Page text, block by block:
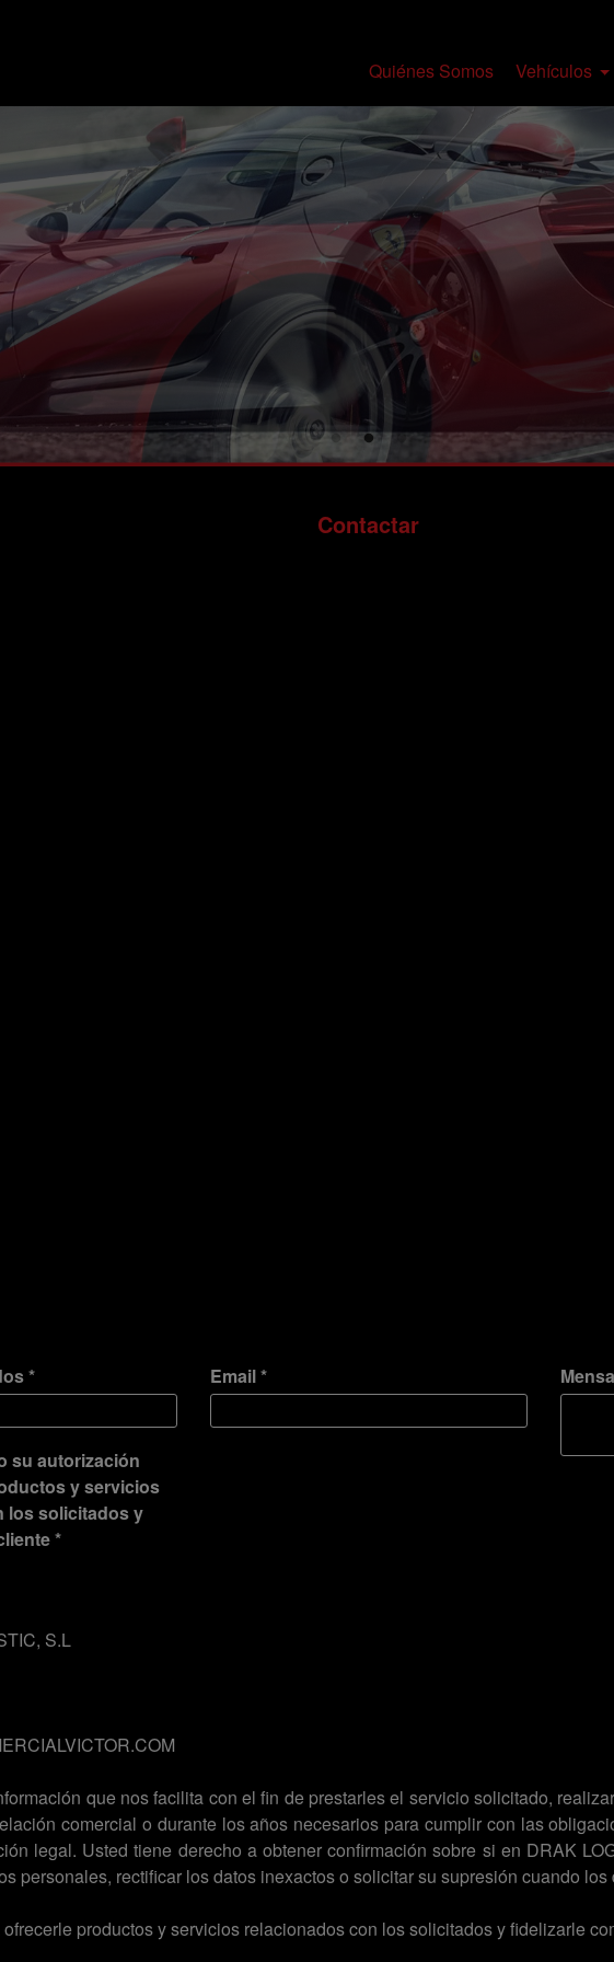
Quiénes Somos Vehículos
Contactar
* Email *
su autorización
y servicios
los solicitados y
*
S.L
que nos facilita con el fin de prestarles el servicio solicitado,
comercial o durante los años necesarios para cumplir con las
legal. Usted tiene derecho a obtener confirmación sobre si en DRAK
personales, rectificar los datos inexactos o solicitar su supresión cuando
productos y servicios relacionados con los solicitados y fidelizarle